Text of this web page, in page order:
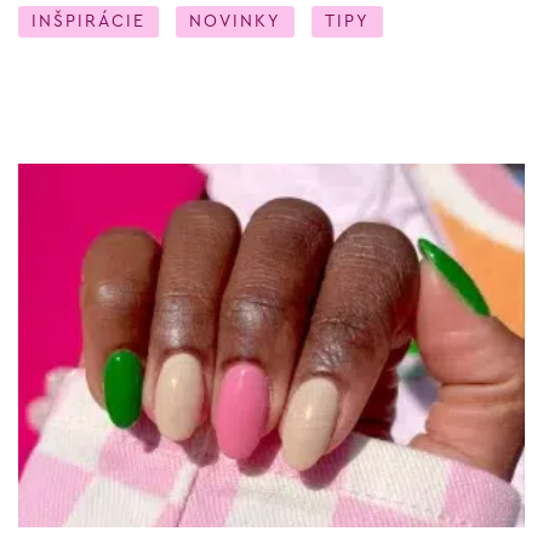
INŠPIRÁCIE NOVINKY TIPY